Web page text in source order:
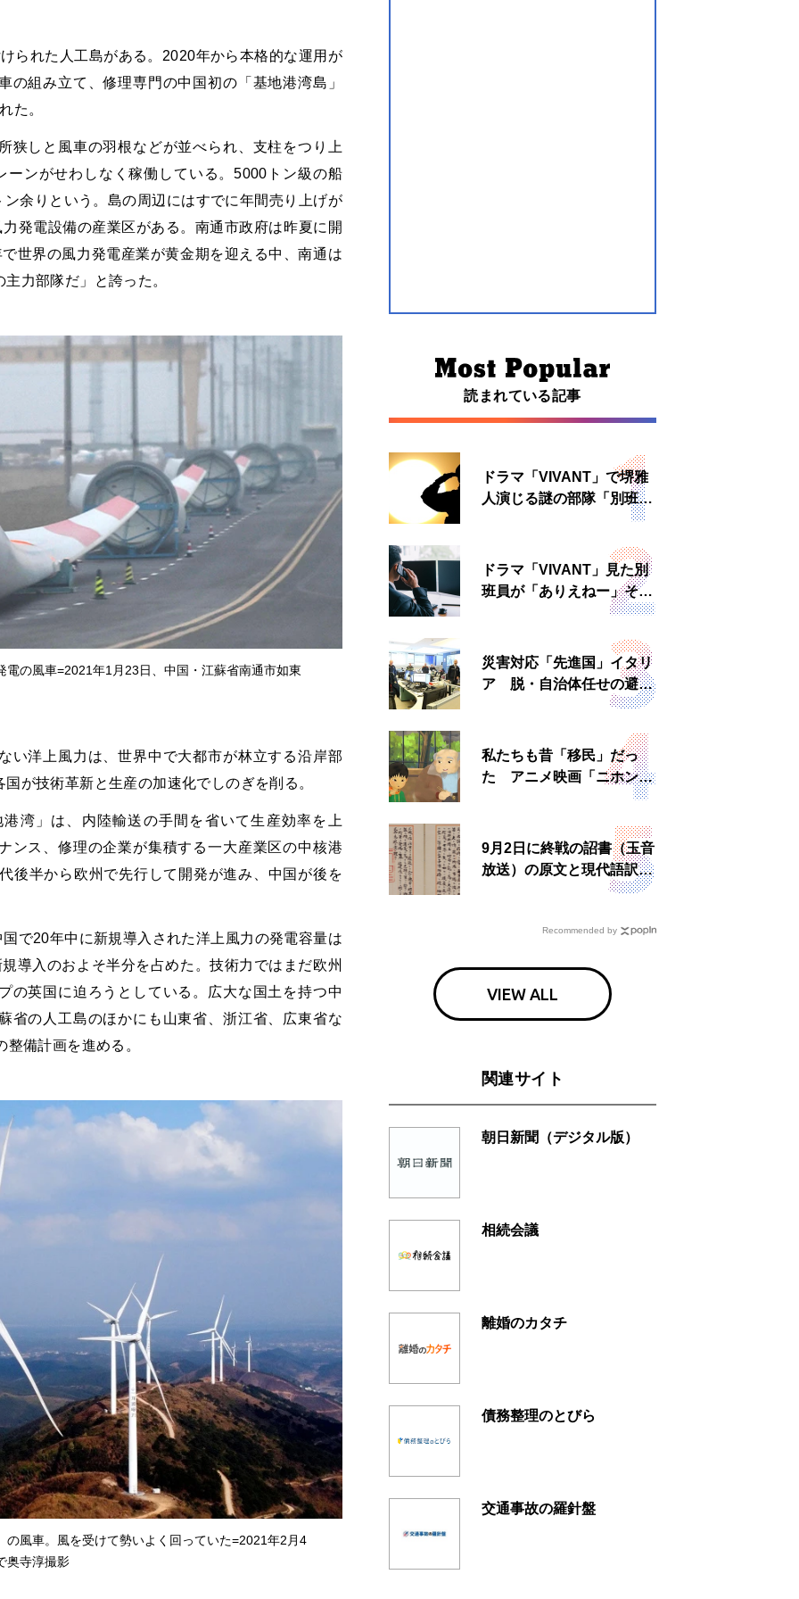
られた人工島がある。2020年から本格的な運用が
の組み立て、修理専門の中国初の「基地港湾島」
た。
狭しと風車の羽根などが並べられ、支柱をつり上
ンがせわしなく稼働している。5000トン級の船
余りという。島の周辺にはすでに年間売り上げが
発電設備の産業区がある。南通市政府は昨夏に開
世界の風力発電産業が黄金期を迎える中、南通は
力部隊だ」と誇った。
の風車=2021年1月23日、中国・江蘇省南通市如東
い洋上風力は、世界中で大都市が林立する沿岸部
が技術革新と生産の加速化でしのぎを削る。
湾」は、内陸輸送の手間を省いて生産効率を上
ンス、修理の企業が集積する一大産業区の中核港
後半から欧州で先行して開発が進み、中国が後を
で20年中に新規導入された洋上風力の発電容量は
導入のおよそ半分を占めた。技術力ではまだ欧州
の英国に迫ろうとしている。広大な国土を持つ中
省の人工島のほかにも山東省、浙江省、広東省な
備計画を進める。
風車。風を受けて勢いよく回っていた=2021年2月4
奥寺淳撮影
読まれている記事
ドラマ「VIVANT」で堺雅
人演じる謎の部隊「別班」
は実在する？内情知る人物
ドラマ「VIVANT」見た別
班員が「ありえねー」その
理由とは 非公然組織ゆえ
災害対応「先進国」イタリ
ア 脱・自治体任せの避難
所運営、被災者への温かい
私たちも昔「移民」だっ
た アニメ映画「ニホンジ
9月2日に終戦の詔書（玉音
放送）の原文と現代語訳を
読む もう一つの「終戦の
Recommended by
VIEW ALL
関連サイト
朝日新聞（デジタル版）
相続会議
離婚のカタチ
債務整理のとびら
交通事故の羅針盤